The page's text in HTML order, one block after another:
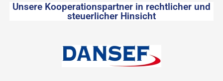
Unsere Kooperationspartner in rechtlicher und
steuerlicher Hinsicht